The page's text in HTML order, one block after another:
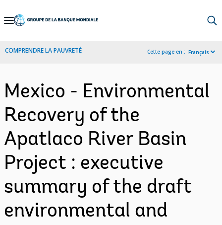
Skip
Navigation
COMPRENDRE LA PAUVRETÉ Cette page en : Français
Mexico - Environmental
Recovery of the
Apatlaco River Basin
Project : executive
summary of the draft
environmental and